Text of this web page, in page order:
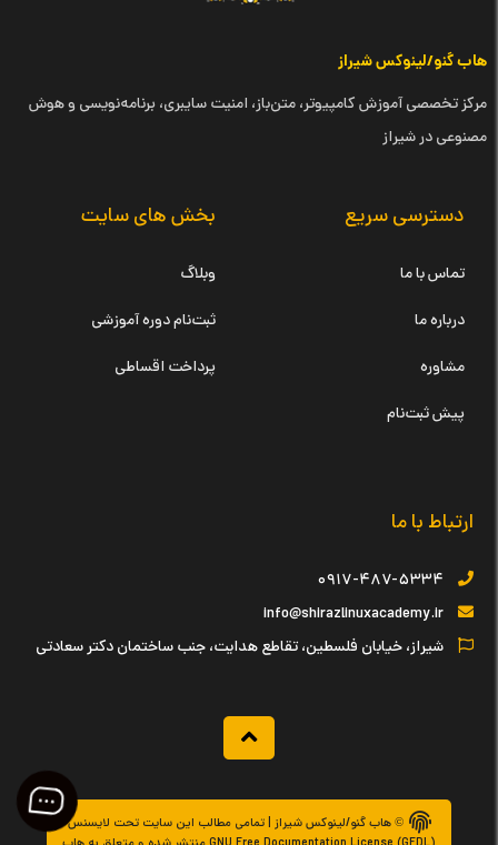
هاب گنو/لینوکس شیراز
مرکز تخصصی آموزش کامپیوتر، متن‌باز، امنیت سایبری، برنامه‌نویسی و هوش
مصنوعی در شیراز
دسترسی سریع
تماس با ما
درباره ما
مشاوره
پیش ثبت‌نام
بخش های سایت
وبلاگ
ثبت‌نام دوره آموزشی
پرداخت اقساطی
ارتباط با ما
۰۹۱۷-۴۸۷-۵۳۳۴
info@shirazlinuxacademy.ir
شیراز، خیابان فلسطین، تقاطع هدایت، جنب ساختمان دکتر سعادتی
© هاب گنو/لینوکس شیراز | تمامی مطالب این سایت تحت لایسنس